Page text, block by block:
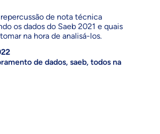
de nota técnica
os dados do Saeb 2021 e quais
na hora de analisá-los.
de dados, saeb, todos na